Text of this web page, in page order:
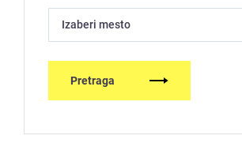
Izaberi mesto
Pretraga